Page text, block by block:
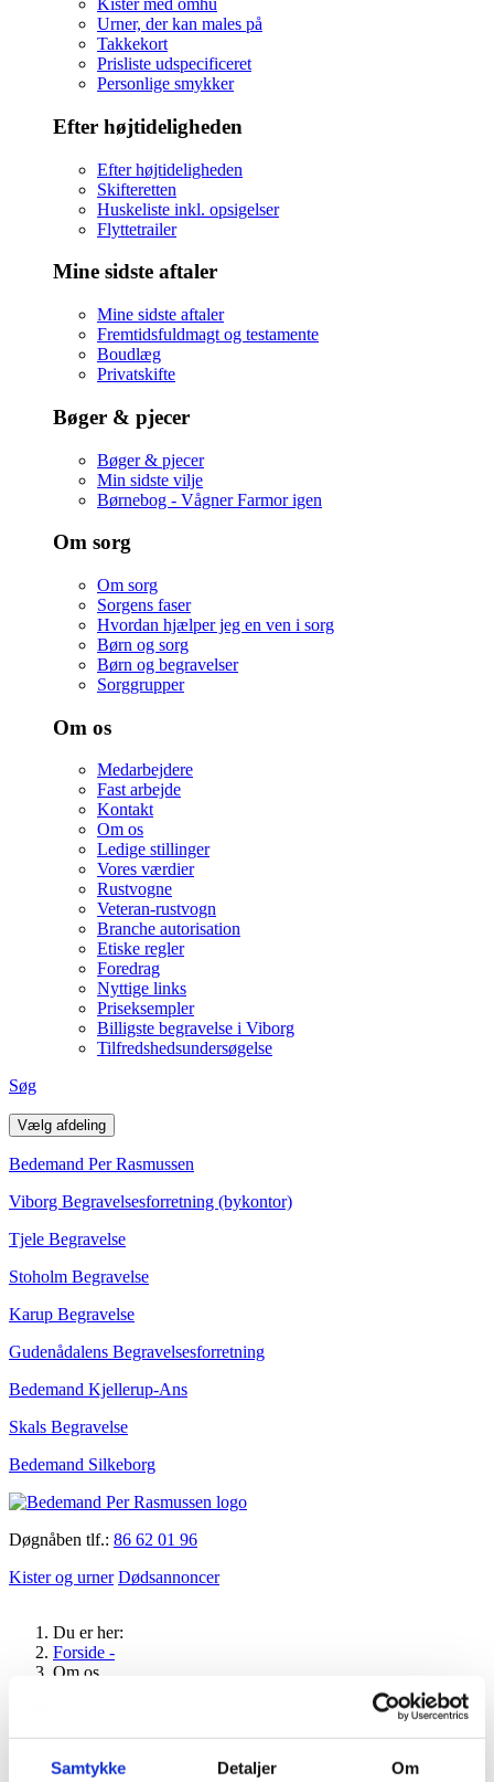
Samtykke Detaljer Om
Kister med omhu
Urner, der kan males på
Takkekort
Prisliste udspecificeret
Personlige smykker
Efter højtideligheden
Efter højtideligheden
Skifteretten
Huskeliste inkl. opsigelser
Flyttetrailer
Mine sidste aftaler
Mine sidste aftaler
Fremtidsfuldmagt og testamente
Boudlæg
Privatskifte
Bøger & pjecer
Bøger & pjecer
Min sidste vilje
Børnebog - Vågner Farmor igen
Om sorg
Om sorg
Sorgens faser
Hvordan hjælper jeg en ven i sorg
Børn og sorg
Børn og begravelser
Sorggrupper
Om os
Medarbejdere
Fast arbejde
Kontakt
Om os
Ledige stillinger
Vores værdier
Rustvogne
Veteran-rustvogn
Branche autorisation
Etiske regler
Foredrag
Nyttige links
Priseksempler
Billigste begravelse i Viborg
Tilfredshedsundersøgelse
Søg
Vælg afdeling
Bedemand Per Rasmussen
Viborg Begravelsesforretning (bykontor)
Tjele Begravelse
Stoholm Begravelse
Karup Begravelse
Gudenådalens Begravelsesforretning
Bedemand Kjellerup-Ans
Skals Begravelse
Bedemand Silkeborg
Døgnåben tlf.: 86 62 01 96
Kister og urner Dødsannoncer
Du er her:
Forside -
Om os
Christina Bredgaard Husum